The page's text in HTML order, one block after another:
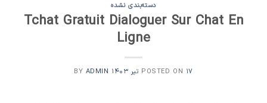
دسته‌بندی نشده
Tchat Gratuit Dialoguer Sur Chat En
Ligne
POSTED ON ۱۷ تیر ۱۴۰۳ ADMIN